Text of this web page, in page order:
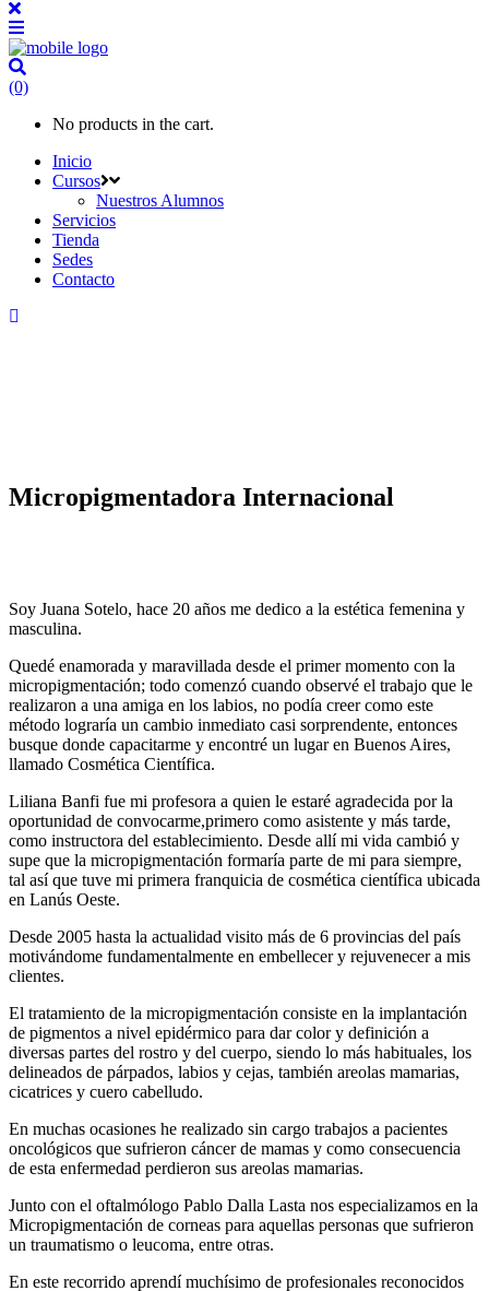
(0)
No products in the cart.
Inicio
Cursos
Nuestros Alumnos
Servicios
Tienda
Sedes
Contacto
Micropigmentadora Internacional
Soy Juana Sotelo, hace 20 años me dedico a la estética femenina y
masculina.
Quedé enamorada y maravillada desde el primer momento con la
micropigmentación; todo comenzó cuando observé el trabajo que le
realizaron a una amiga en los labios, no podía creer como este
método lograría un cambio inmediato casi sorprendente, entonces
busque donde capacitarme y encontré un lugar en Buenos Aires,
llamado Cosmética Científica.
Liliana Banfi fue mi profesora a quien le estaré agradecida por la
oportunidad de convocarme,primero como asistente y más tarde,
como instructora del establecimiento. Desde allí mi vida cambió y
supe que la micropigmentación formaría parte de mi para siempre,
tal así que tuve mi primera franquicia de cosmética científica ubicada
en Lanús Oeste.
Desde 2005 hasta la actualidad visito más de 6 provincias del país
motivándome fundamentalmente en embellecer y rejuvenecer a mis
clientes.
El tratamiento de la micropigmentación consiste en la implantación
de pigmentos a nivel epidérmico para dar color y definición a
diversas partes del rostro y del cuerpo, siendo lo más habituales, los
delineados de párpados, labios y cejas, también areolas mamarias,
cicatrices y cuero cabelludo.
En muchas ocasiones he realizado sin cargo trabajos a pacientes
oncológicos que sufrieron cáncer de mamas y como consecuencia
de esta enfermedad perdieron sus areolas mamarias.
Junto con el oftalmólogo Pablo Dalla Lasta nos especializamos en la
Micropigmentación de corneas para aquellas personas que sufrieron
un traumatismo o leucoma, entre otras.
En este recorrido aprendí muchísimo de profesionales reconocidos